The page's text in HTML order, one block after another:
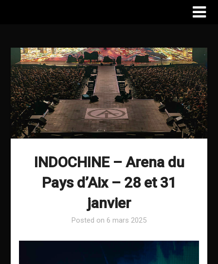
INDOCHINE – Arena du
Pays d’Aix – 28 et 31
janvier
Posted on 6 mars 2025